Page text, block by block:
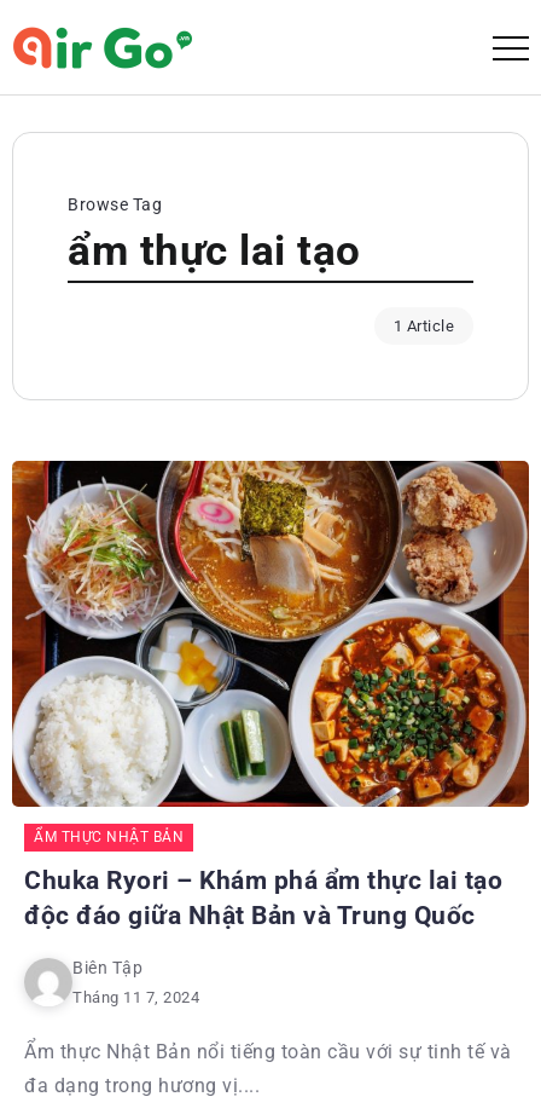
Browse Tag
ẩm thực lai tạo
1 Article
ẨM THỰC NHẬT BẢN
Chuka Ryori – Khám phá ẩm thực lai tạo
độc đáo giữa Nhật Bản và Trung Quốc
Biên Tập
Tháng 11 7, 2024
Ẩm thực Nhật Bản nổi tiếng toàn cầu với sự tinh tế và
đa dạng trong hương vị....